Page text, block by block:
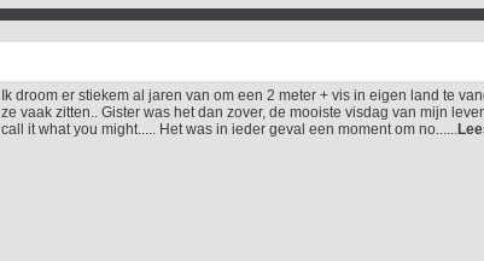
Ik droom er stiekem al jaren van om een 2 meter + vis in eigen land te
ze vaak zitten.. Gister was het dan zover, de mooiste visdag van mijn
call it what you might..... Het was in ieder geval een moment om no......